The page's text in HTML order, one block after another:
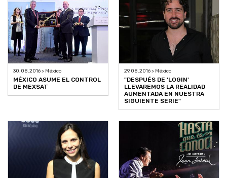
30.08.2016 > México
MÉXICO ASUME EL CONTROL
DE MEXSAT
29.08.2016 > México
"DESPUÉS DE 'LOGIN'
LLEVAREMOS LA REALIDAD
AUMENTADA EN NUESTRA
SIGUIENTE SERIE"